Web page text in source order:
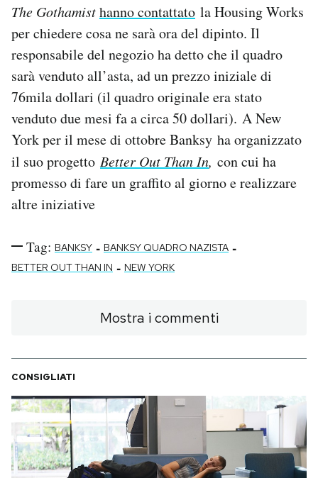
The Gothamisthanno contattato la Housing Works
per chiedere cosa ne sarà ora del dipinto. Il
responsabile del negozio ha detto che il quadro
sarà venduto all’asta, ad un prezzo iniziale di
76mila dollari (il quadro originale era stato
venduto due mesi fa a circa 50 dollari). A New
York per il mese di ottobre Banksy ha organizzato
il suo progetto Better Out Than In, con cui ha
promesso di fare un graffito al giorno e realizzare
altre iniziative
Tag: BANKSY - BANKSY QUADRO NAZISTA -
BETTER OUT THAN IN - NEW YORK
Mostra i commenti
CONSIGLIATI